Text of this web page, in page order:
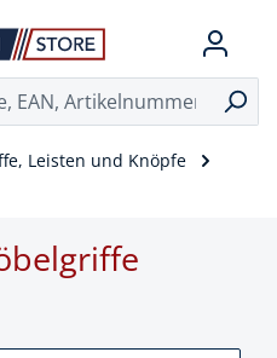
Leisten und Knöpfe